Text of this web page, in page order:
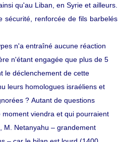
qu'au Liban, en Syrie et ailleurs.
sécurité, renforcée de fils barbelés
n'a entraîné aucune réaction
n'étant engagée que plus de 5
le déclenchement de cette
leurs homologues israéliens et
? Autant de questions
viendra et qui pourraient
M. Netanyahu – grandement